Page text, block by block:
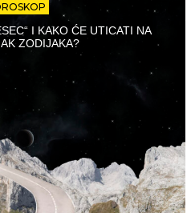
I KAKO ĆE UTICATI NA
ZODIJAKA?